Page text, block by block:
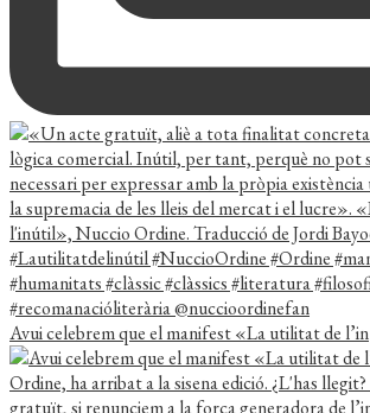
Avui celebrem que el manifest «La utilitat de l’in